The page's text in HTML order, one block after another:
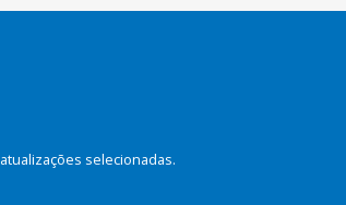
selecionadas.